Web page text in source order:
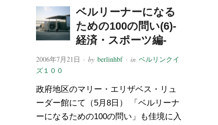
ベルリーナーになる
ための100の問い(6)-
経済・スポーツ編-
2006年7月21日 · by berlinhbf· in ベルリンクイ
ズ１００
政府地区のマリー・エリザベス・リュ
ーダー館にて（5月8日） 「ベルリーナ
ーになるための100の問い」も佳境に入